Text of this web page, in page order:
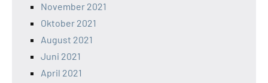
November 2021
Oktober 2021
August 2021
Juni 2021
April 2021